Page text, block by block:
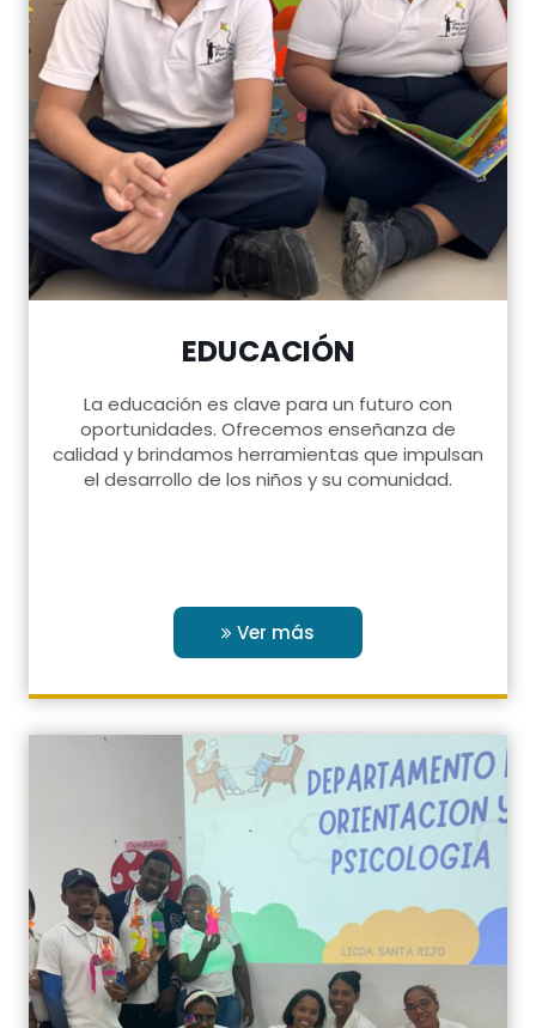
EDUCACIÓN
La educación es clave para un futuro con
oportunidades. Ofrecemos enseñanza de
calidad y brindamos herramientas que impulsan
el desarrollo de los niños y su comunidad.
Ver más